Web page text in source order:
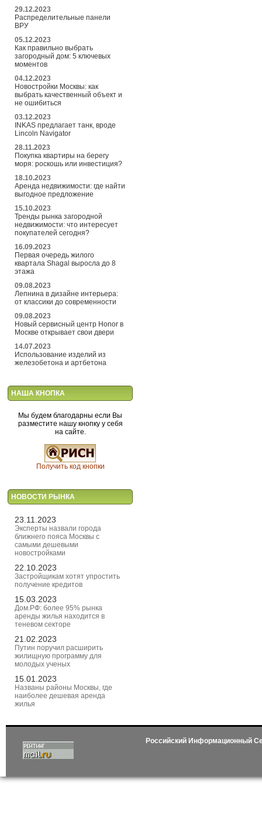
29.12.2023
Распределительные панели
ВРУ
05.12.2023
Как правильно выбрать
загородный дом: 5 ключевых
моментов
04.12.2023
Новостройки Москвы: как
выбрать качественный объект и
не ошибиться
03.12.2023
INKAS предлагает танк, вроде
Lincoln Navigator
28.11.2023
Покупка квартиры на берегу
моря: роскошь или инвестиция?
18.10.2023
Аренда недвижимости: где найти
выгодное предложение
15.10.2023
Тренды рынка загородной
недвижимости: что интересует
покупателей сегодня?
16.09.2023
Первая очередь жилого
квартала Shagal выросла до 8
этажа
09.08.2023
Лепнина в дизайне интерьера:
от классики до современности
09.08.2023
Новый сервисный центр Honor в
Москве открывает свои двери
14.07.2023
Использование изделий из
железобетона и артбетона
НАША КНОПКА
Мы будем благодарны если Вы
разместите нашу кнопку у себя
на сайте.
Получить код кнопки
НОВОСТИ РЫНКА
23.11.2023
Эксперты назвали города
ближнего пояса Москвы с
самыми дешевыми
новостройками
22.10.2023
Застройщикам хотят упростить
получение кредитов
15.03.2023
Дом.РФ: более 95% рынка
аренды жилья находится в
теневом секторе
21.02.2023
Путин поручил расширить
жилищную программу для
молодых ученых
15.01.2023
Названы районы Москвы, где
наиболее дешевая аренда
жилья
Российский Информационный